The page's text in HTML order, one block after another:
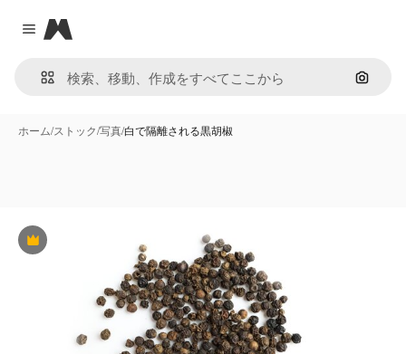
Close menu
Magnific
画像で
ホーム/ストック/写真/白で隔離される黒胡椒
Premium